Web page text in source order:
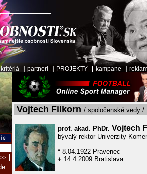
kritériá partneri PROJEKTY kampane
Vojtech Filkorn / spoločenské vedy /
prof. akad. PhDr. Vojtech
bývalý rektor Univerzity
* 8.04.1922 Pravenec
+ 14.4.2009 Bratislava